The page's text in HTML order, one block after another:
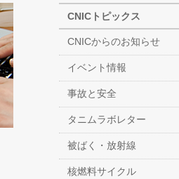
CNICトピックス
CNICからのお知らせ
イベント情報
事故と安全
タニムラボレター
被ばく・放射線
核燃料サイクル